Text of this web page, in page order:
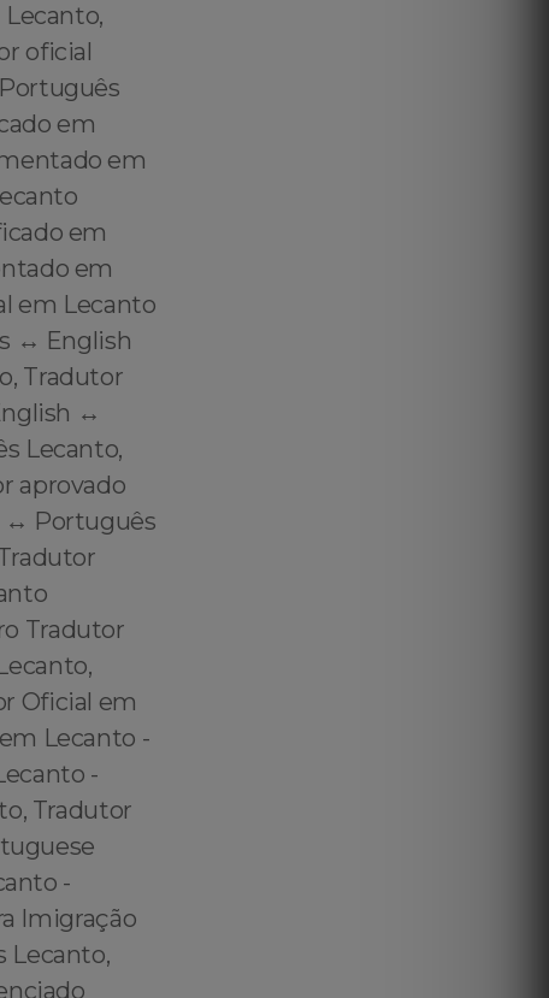
oficial
em
em
em
em
em Lecanto
↔️ English
Tradutor
↔️
Lecanto,
aprovado
↔️ Português
Tradutor
Oficial em
Lecanto -
-
Tradutor
-
Imigração
Lecanto,